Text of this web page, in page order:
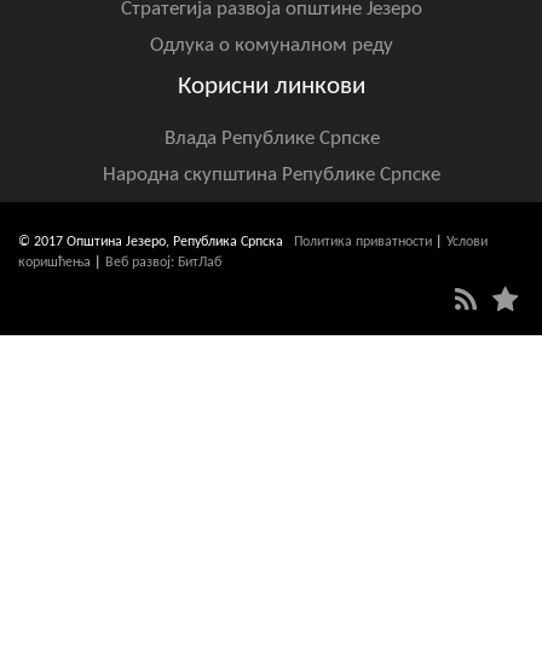
Стратегија развоја општине Језеро
Одлука о комуналном реду
Корисни линкови
Влада Републике Српске
Народна скупштина Републике Српске
© 2017 Општина Језеро, Република Српска Политика приватности
Услови
коришћења
Веб развој: БитЛаб